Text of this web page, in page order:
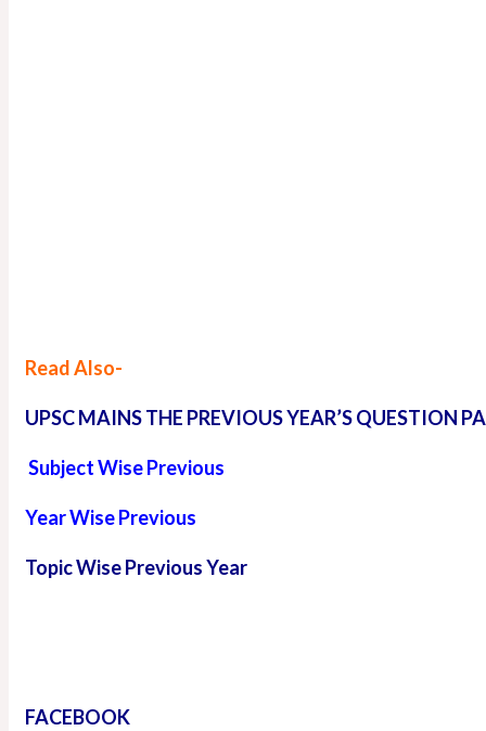
Read Also-
UPSC MAINS THE PREVIOUS YEAR’S QUESTION
Subject Wise Previous
Year Wise Previous
Topic Wise Previous Year
FACEBOOK